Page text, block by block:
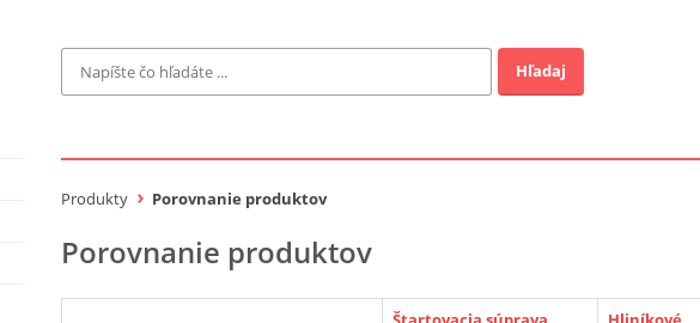
Bosch Profi
Gardena
Proxxon Industrial
KNIPEX
Cena do
Hľadaj
Produkty Porovnanie produktov
Porovnanie produktov